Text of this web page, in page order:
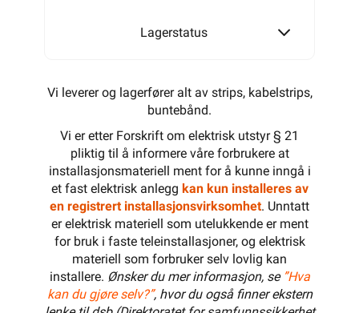
Lagerstatus
Vi leverer og lagerfører alt av strips, kabelstrips,
buntebånd.
Vi er etter Forskrift om elektrisk utstyr § 21
pliktig til å informere våre forbrukere at
installasjonsmateriell ment for å kunne inngå i
et fast elektrisk anlegg kan kun installeres av
en registrert installasjonsvirksomhet. Unntatt
er elektrisk materiell som utelukkende er ment
for bruk i faste teleinstallasjoner, og elektrisk
materiell som forbruker selv lovlig kan
installere. Ønsker du mer informasjon, se ”Hva
kan du gjøre selv?”, hvor du også finner ekstern